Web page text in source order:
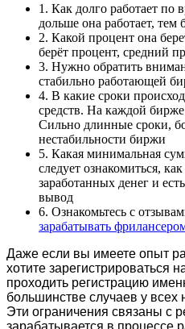
1. Как долго работает по
дольше она работает, тем
2. Какой процент она
берёт процент, средний
3. Нужно обратить
стабильно работающей
4. В какие сроки
средств. На каждой
Сильно длинные сроки,
нестабильности биржи
5. Какая минимальная
следует ознакомиться,
заработанных денег и
вывод
6. Ознакомьтесь с
зарабатывать
Даже если вы имеете опыт
хотите зарегистрироваться
проходить регистрацию
большинстве случаев у всех
Эти ограничения связаны с
зарабатывается в